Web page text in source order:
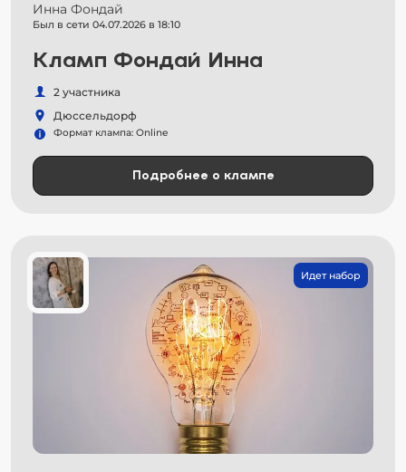
Инна Фондай
Был в сети 04.07.2026 в 18:10
Кламп Фондай Инна
2 участника
Дюссельдорф
Формат клампа: Online
Подробнее о клампе
Идет набор